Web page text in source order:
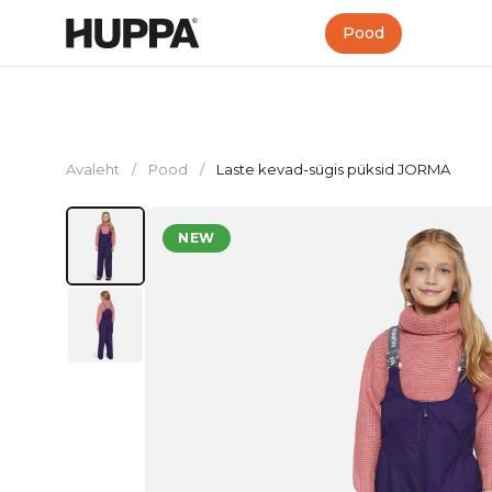
Pood
Avaleht / Pood / Laste kevad-sügis püksid JORMA
NEW